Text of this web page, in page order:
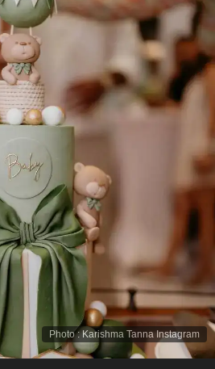
Photo: Karishma Tanna Instagram